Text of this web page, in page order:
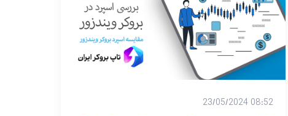
08:52 23/05/2024